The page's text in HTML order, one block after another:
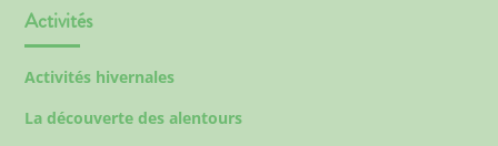
Activités
Activités hivernales
La découverte des alentours